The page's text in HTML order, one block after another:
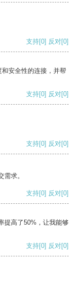
支持[0] 反对[0]
安全性的连接，并帮
支持[0] 反对[0]
支持[0] 反对[0]
求。
支持[0] 反对[0]
提高了50%，让我能够
支持[0] 反对[0]